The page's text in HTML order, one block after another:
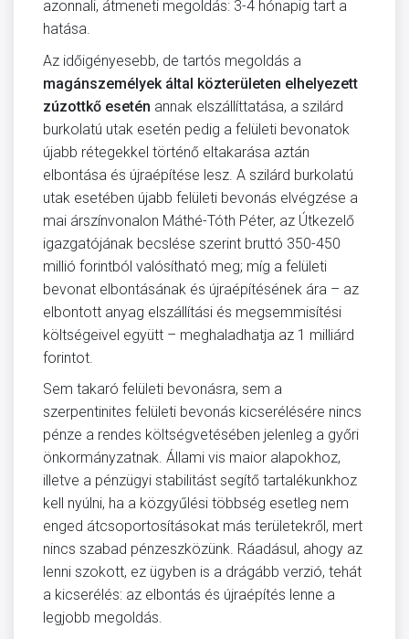
azonnali, átmeneti megoldás: 3-4 hónapig tart a
hatása.
Az időigényesebb, de tartós megoldás a
magánszemélyek által közterületen elhelyezett
zúzottkő esetén annak elszállíttatása, a szilárd
burkolatú utak esetén pedig a felületi bevonatok
újabb rétegekkel történő eltakarása aztán
elbontása és újraépítése lesz. A szilárd burkolatú
utak esetében újabb felületi bevonás elvégzése a
mai árszínvonalon Máthé-Tóth Péter, az Útkezelő
igazgatójának becslése szerint bruttó 350-450
millió forintból valósítható meg; míg a felületi
bevonat elbontásának és újraépítésének ára – az
elbontott anyag elszállítási és megsemmisítési
költségeivel együtt – meghaladhatja az 1 milliárd
forintot.
Sem takaró felületi bevonásra, sem a
szerpentinites felületi bevonás kicserélésére nincs
pénze a rendes költségvetésében jelenleg a győri
önkormányzatnak. Állami vis maior alapokhoz,
illetve a pénzügyi stabilitást segítő tartalékunkhoz
kell nyúlni, ha a közgyűlési többség esetleg nem
enged átcsoportosításokat más területekről, mert
nincs szabad pénzeszközünk. Ráadásul, ahogy az
lenni szokott, ez ügyben is a drágább verzió, tehát
a kicserélés: az elbontás és újraépítés lenne a
legjobb megoldás.